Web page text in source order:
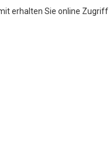
erhalten Sie online